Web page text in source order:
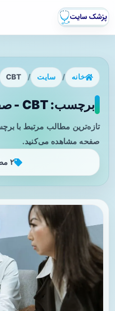
خانه / سایت /
CBT
برچسب: CBT - صفحه 1
صفحه مشاهده می‌کنید.
۲ مطلب